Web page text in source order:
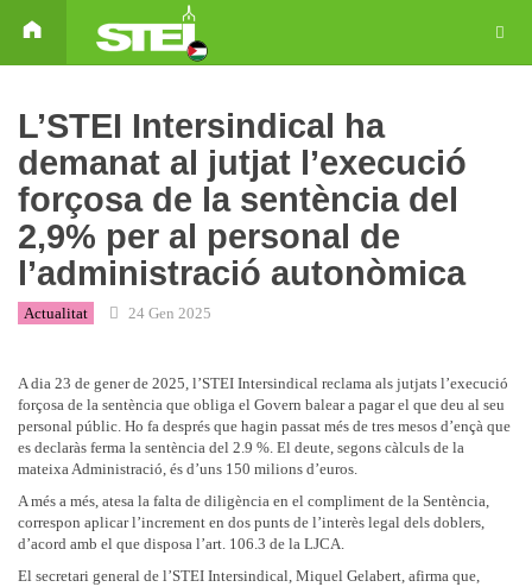
L’STEI Intersindical ha
demanat al jutjat l’execució
forçosa de la sentència del
2,9% per al personal de
l’administració autonòmica
Actualitat 24 Gen 2025
A dia 23 de gener de 2025, l’STEI Intersindical reclama als jutjats l’execució
forçosa de la sentència que obliga el Govern balear a pagar el que deu al seu
personal públic. Ho fa després que hagin passat més de tres mesos d’ençà que
es declaràs ferma la sentència del 2.9 %. El deute, segons càlculs de la
mateixa Administració, és d’uns 150 milions d’euros.
A més a més, atesa la falta de diligència en el compliment de la Sentència,
correspon aplicar l’increment en dos punts de l’interès legal dels doblers,
d’acord amb el que disposa l’art. 106.3 de la LJCA.
El secretari general de l’STEI Intersindical, Miquel Gelabert, afirma que,